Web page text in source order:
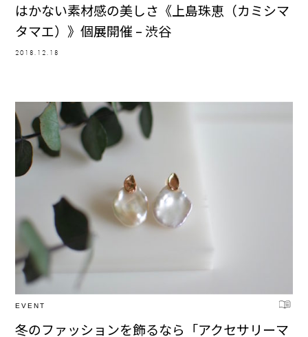
はかない素材感の美しさ《上島珠恵（カミシマ
タマエ）》個展開催 – 渋谷
2018.12.18
EVENT
冬のファッションを飾るなら「アクセサリーマ